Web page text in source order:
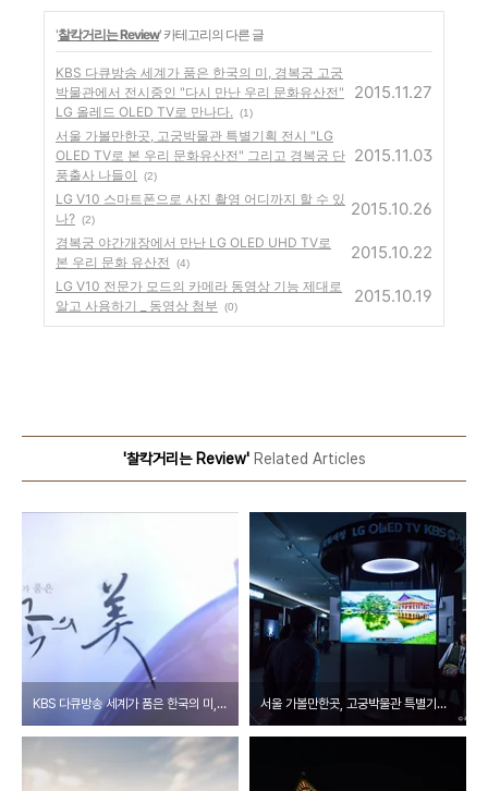
'찰칵거리는 Review' 카테고리의 다른 글
KBS 다큐방송 세계가 품은 한국의 미, 경복궁 고궁
박물관에서 전시중인 "다시 만난 우리 문화유산전"
LG 올레드 OLED TV로 만나다.
(1)
2015.11.27
서울 가볼만한곳, 고궁박물관 특별기획 전시 "LG
OLED TV로 본 우리 문화유산전" 그리고 경복궁 단
풍출사 나들이
(2)
2015.11.03
LG V10 스마트폰으로 사진 촬영 어디까지 할 수 있
나? (2)
2015.10.26
경복궁 야간개장에서 만난 LG OLED UHD TV로
본 우리 문화 유산전
(4)
2015.10.22
LG V10 전문가 모드의 카메라 동영상 기능 제대로
알고 사용하기 _ 동영상 첨부
(0)
2015.10.19
'찰칵거리는 Review'Related Articles
KBS 다큐방송 세계가 품은 한국의 미, 경복궁 고궁박물관에서 전시중인 "다시 만난 우리 문화유산전" LG 올레드 OLED TV로 만나다. 서울 가볼만한곳, 고궁박물관 특별기획 전시 "LG OLED TV로 본 우리 문화유산전" 그리고 경복궁 단풍출사 나들이